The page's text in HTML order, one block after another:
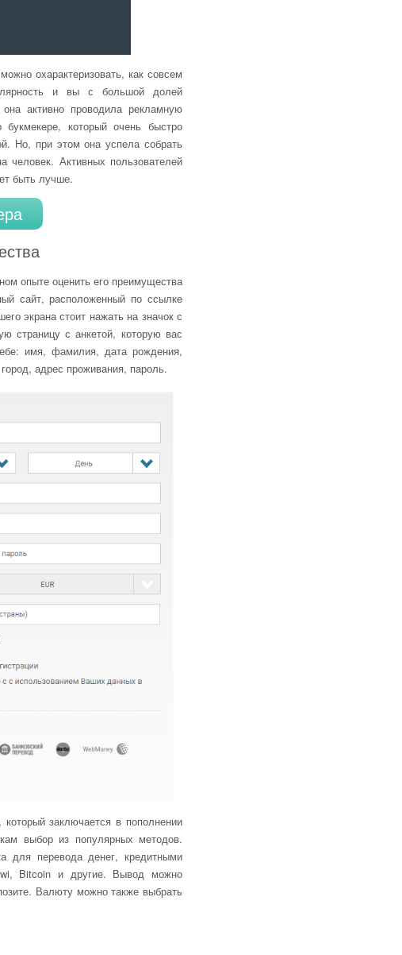
охарактеризовать, как совсем
и вы с большой долей
активно проводила рекламную
который очень быстро
Но, при этом она успела собрать
человек. Активных пользователей
быть лучше.
опыте оценить его преимущества
сайт, расположенный по ссылке
экрана стоит нажать на значок с
страницу с анкетой, которую вас
имя, фамилия, дата рождения,
адрес проживания, пароль.
заключается в пополнении
выбор из популярных методов.
для перевода денег, кредитными
Bitcoin и другие. Вывод можно
Валюту можно также выбрать